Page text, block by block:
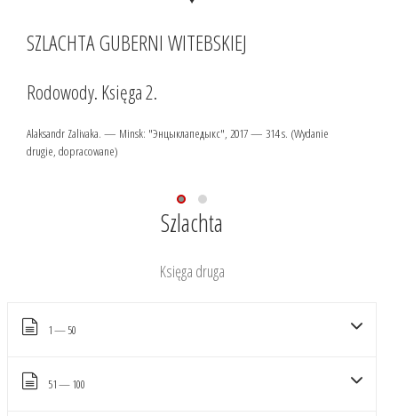
SZLACHTA GUBERNI WITEBSKIEJ
Rodowody. Księga 2.
Alaksandr Zalivaka. — Minsk: "Энцыклапедыкс", 2017 — 314 s. (Wydanie
drugie, dopracowane)
Szlachta
Księga druga
1 — 50
51 — 100